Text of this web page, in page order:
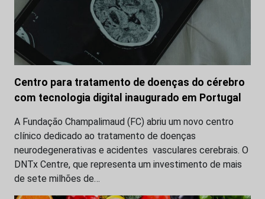
Centro para tratamento de doenças do cérebro
com tecnologia digital inaugurado em Portugal
A Fundação Champalimaud (FC) abriu um novo centro
clínico dedicado ao tratamento de doenças
neurodegenerativas e acidentes vasculares cerebrais. O
DNTx Centre, que representa um investimento de mais
de sete milhões de…